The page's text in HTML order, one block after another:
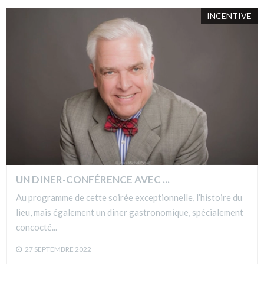
INCENTIVE
UN DINER-CONFÉRENCE AVEC ...
Au programme de cette soirée exceptionnelle, l’histoire du
lieu, mais également un dîner gastronomique, spécialement
concocté...
27 SEPTEMBRE 2022